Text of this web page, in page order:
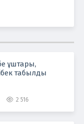
ұштары,
табылды
2 516